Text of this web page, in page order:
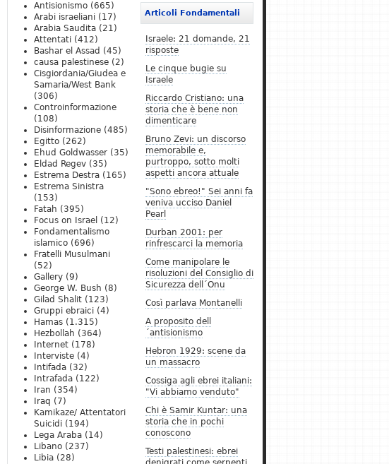
Articoli Fondamentali
Israele: 21 domande, 21
risposte
Le cinque bugie su
Israele
Riccardo Cristiano: una
storia che è bene non
dimenticare
Bruno Zevi: un discorso
memorabile e,
purtroppo, sotto molti
aspetti ancora attuale
"Sono ebreo!" Sei anni fa
veniva ucciso Daniel
Pearl
Durban 2001: per
rinfrescarci la memoria
Come manipolare le
risoluzioni del Consiglio di
Sicurezza dell´Onu
Così parlava Montanelli
A proposito dell
´antisionismo
Hebron 1929: scene da
un massacro
Cossiga agli ebrei italiani:
"Vi abbiamo venduto"
Chi è Samir Kuntar: una
storia che in pochi
conoscono
Testi palestinesi: ebrei
Antisionismo (665)
Arabi israeliani (17)
Arabia Saudita (21)
Attentati (412)
Bashar el Assad (45)
causa palestinese (2)
Cisgiordania/Giudea e
Samaria/West Bank
(306)
Controinformazione
(108)
Disinformazione (485)
Egitto (262)
Ehud Goldwasser (35)
Eldad Regev (35)
Estrema Destra (165)
Estrema Sinistra
(153)
Fatah (395)
Focus on Israel (12)
Fondamentalismo
islamico (696)
Fratelli Musulmani
(52)
Gallery (9)
George W. Bush (8)
Gilad Shalit (123)
Gruppi ebraici (4)
Hamas (1.315)
Hezbollah (364)
Internet (178)
Interviste (4)
Intifada (32)
Intrafada (122)
Iran (354)
Iraq (7)
Kamikaze/ Attentatori
Suicidi (194)
Lega Araba (14)
Libano (237)
Libia (28)